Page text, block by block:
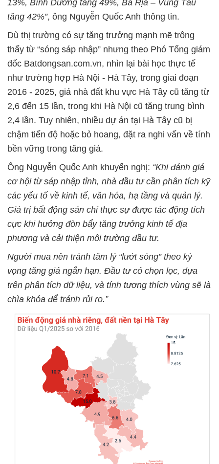
13%, Bình Dương tăng 49%, Bà Rịa – Vũng Tàu
tăng 42%”, ông Nguyễn Quốc Anh thông tin.
Dù thị trường có sự tăng trưởng mạnh mẽ trông
thấy từ “sóng sáp nhập” nhưng theo Phó Tổng giám
đốc Batdongsan.com.vn, nhìn lại bài học thực tế
như trường hợp Hà Nội - Hà Tây, trong giai đoạn
2016 - 2025, giá nhà đất khu vực Hà Tây cũ tăng từ
2,6 đến 15 lần, trong khi Hà Nội cũ tăng trung bình
2,4 lần. Tuy nhiên, nhiều dự án tại Hà Tây cũ bị
chậm tiến độ hoặc bỏ hoang, đặt ra nghi vấn về tính
bền vững trong tăng giá.
Ông Nguyễn Quốc Anh khuyến nghị: “Khi đánh giá
cơ hội từ sáp nhập tỉnh, nhà đầu tư cần phân tích kỹ
các yếu tố về kinh tế, văn hóa, hạ tầng và quản lý.
Giá trị bất động sản chỉ thực sự được tác động tích
cực khi hưởng đòn bẩy tăng trưởng kinh tế địa
phương và cải thiện môi trường đầu tư.
Người mua nên tránh tâm lý “lướt sóng” theo kỳ
vọng tăng giá ngắn hạn. Đầu tư có chọn lọc, dựa
trên phân tích dữ liệu, và tính tương thích vùng sẽ là
chìa khóa để tránh rủi ro.”